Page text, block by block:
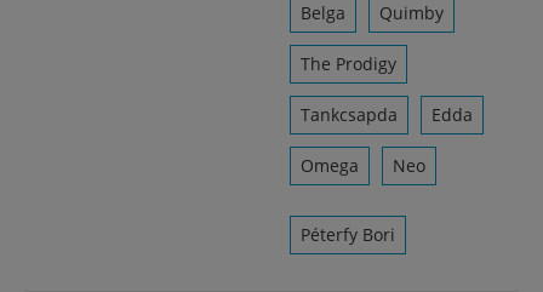
Belga Quimby
The Prodigy
Tankcsapda Edda
Omega Neo
Péterfy Bori